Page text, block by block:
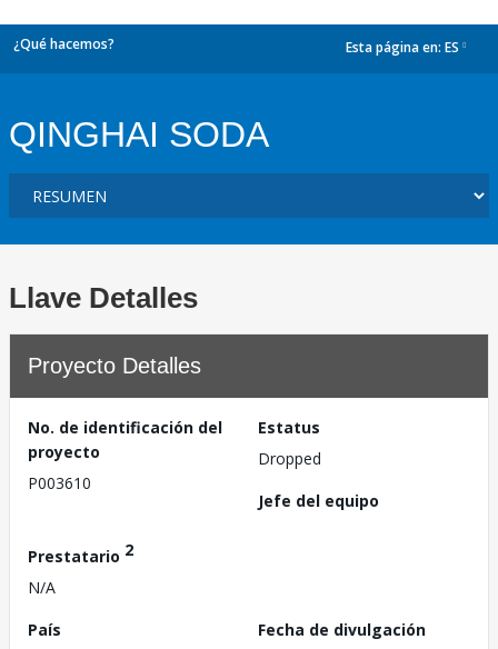
¿Qué hacemos? Esta página en: ES
QINGHAI SODA
Llave Detalles
Proyecto Detalles
No. de identificación del
proyecto
P003610
Estatus
Dropped
Jefe del equipo
Prestatario 2
N/A
País
Fecha de divulgación